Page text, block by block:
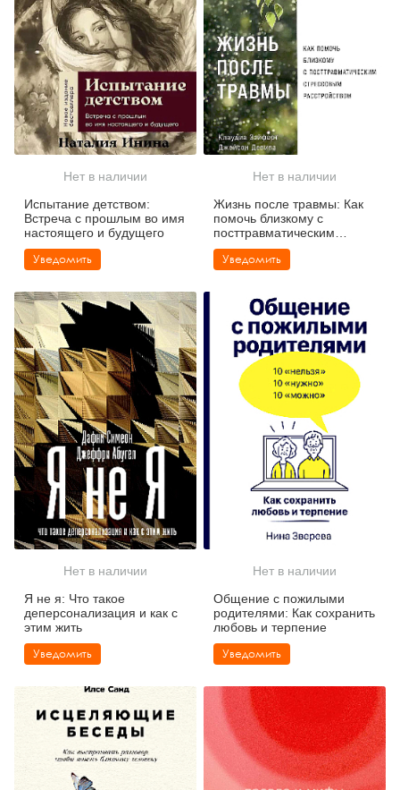
Нет в наличии
Испытание детством:
Встреча с прошлым во имя
настоящего и будущего
Уведомить
Нет в наличии
Жизнь после травмы: Как
помочь близкому с
посттравматическим
стрессовым расстройством
Уведомить
Нет в наличии
Я не я: Что такое
деперсонализация и как с
этим жить
Уведомить
Нет в наличии
Общение с пожилыми
родителями: Как сохранить
любовь и терпение
Уведомить